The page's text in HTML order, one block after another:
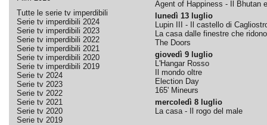
Tutte le serie tv imperdibili
Serie tv imperdibili 2024
Serie tv imperdibili 2023
Serie tv imperdibili 2022
Serie tv imperdibili 2021
Serie tv imperdibili 2020
Serie tv imperdibili 2019
Serie tv 2024
Serie tv 2023
Serie tv 2022
Serie tv 2021
Serie tv 2020
Serie tv 2019
Agent of Happiness - Il Bhutan
lunedì 13 luglio
Lupin III - Il castello di
La casa dalle finestre che ridono
The Doors
giovedì 9 luglio
L'Hangar Rosso
Il mondo oltre
Election Day
165' Mineurs
mercoledì 8 luglio
La casa - Il rogo del male